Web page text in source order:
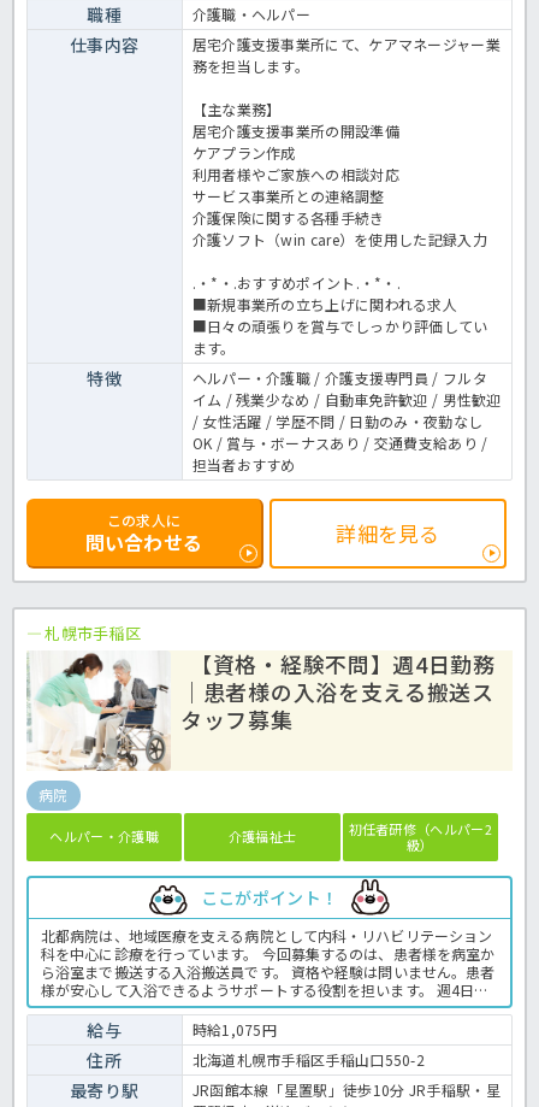
職種 介護職・ヘルパー
仕事内容
居宅介護支援事業所にて、ケアマネージャー業
務を担当します。
【主な業務】
居宅介護支援事業所の開設準備
ケアプラン作成
利用者様やご家族への相談対応
サービス事業所との連絡調整
介護保険に関する各種手続き
介護ソフト（win care）を使用した記録入力
.・*・.おすすめポイント.・*・.
■新規事業所の立ち上げに関われる求人
■日々の頑張りを賞与でしっかり評価してい
ます。
特徴
ヘルパー・介護職 / 介護支援専門員 / フルタ
イム / 残業少なめ / 自動車免許歓迎 / 男性歓迎
/ 女性活躍 / 学歴不問 / 日勤のみ・夜勤なし
OK / 賞与・ボーナスあり / 交通費支給あり /
担当者おすすめ
この求人に
問い合わせる 詳細を見る
札幌市手稲区
【資格・経験不問】週4日勤務
｜患者様の入浴を支える搬送ス
タッフ募集
病院
ヘルパー・介護職 介護福祉士
初任者研修（ヘルパー2
級）
ここがポイント！
北都病院は、地域医療を支える病院として内科・リハビリテーション
科を中心に診療を行っています。 今回募集するのは、患者様を病室か
ら浴室まで搬送する入浴搬送員です。 資格や経験は問いません。患者
様が安心して入浴できるようサポートする役割を担います。 週4日・9
時から16時までの勤務で、土日祝休みのため、家庭やプライベートと
の両立を目指したい方にもおすすめです。 病院での入浴業務全般で
す。 ＜介護職 パート 病院の入浴搬送員求人＞
給与 時給1,075円
住所 北海道札幌市手稲区手稲山口550-2
最寄り駅
JR函館本線「星置駅」徒歩10分 JR手稲駅・星